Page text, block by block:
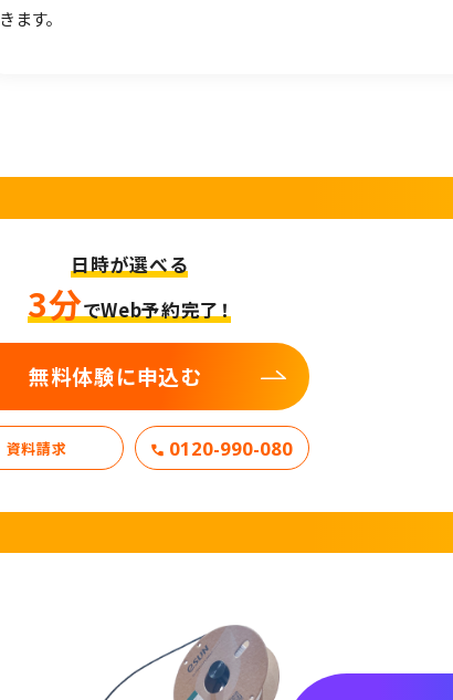
きます。
日時が選べる
3分でWeb予約完了！
無料体験に申込む
資料請求 0120-990-080